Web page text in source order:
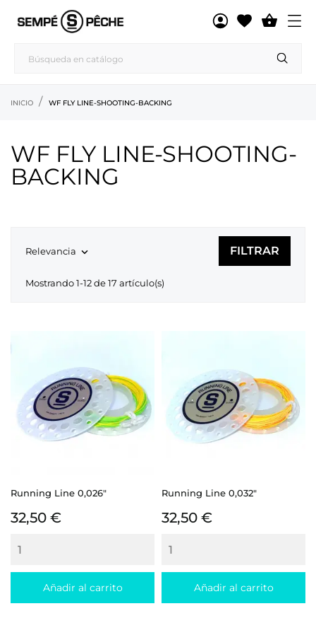

INICIO WF FLY LINE-SHOOTING-BACKING
WF FLY LINE-SHOOTING-
BACKING
Relevancia  FILTRAR
Mostrando 1-12 de 17 artículo(s)
Running Line 0,026"
Precio
32,50 €
Añadir al carrito
Running Line 0,032"
Precio
32,50 €
Añadir al carrito